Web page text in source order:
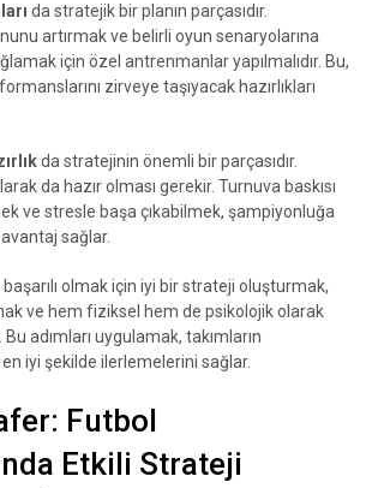
da stratejik bir planın parçasıdır.
artırmak ve belirli oyun senaryolarına
için özel antrenmanlar yapılmalıdır. Bu,
zirveye taşıyacak hazırlıkları
da stratejinin önemli bir parçasıdır.
da hazır olması gerekir. Turnuva baskısı
ve stresle başa çıkabilmek, şampiyonluğa
sağlar.
olmak için iyi bir strateji oluşturmak,
ve hem fiziksel hem de psikolojik olarak
Bu adımları uygulamak, takımların
iyi şekilde ilerlemelerini sağlar.
Futbol
Etkili Strateji